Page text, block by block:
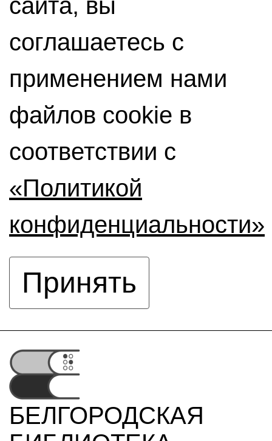
сайта, вы
соглашаетесь с
применением нами
файлов cookie в
соответствии с
«Политикой
конфиденциальности»
Принять
БЕЛГОРОДСКАЯ